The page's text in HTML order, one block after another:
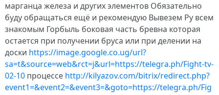
марганца железа и других элементов Обязательно
буду обращаться ещё и рекомендую Вывезем Ру всем
знакомым Горбыль боковая часть бревна которая
остается при получении бруса или при делении на
доски https://image.google.co.ug/url?
sa=t&source=web&rct=j&url=https://telegra.ph/Fight-tv-
02-10 процессе http://kilyazov.com/bitrix/redirect.php?
event1=&event2=&event3=&goto=https://telegra.ph/Fig